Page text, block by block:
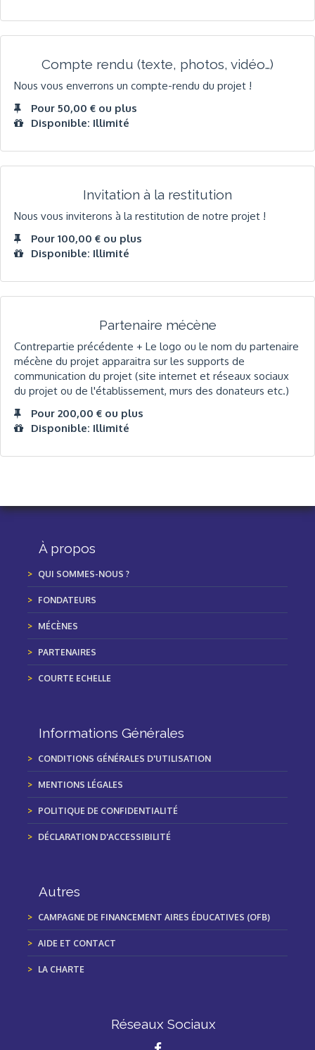
Compte rendu (texte, photos, vidéo…)
Nous vous enverrons un compte-rendu du projet !
Pour 50,00 € ou plus
Disponible: Illimité
Invitation à la restitution
Nous vous inviterons à la restitution de notre projet !
Pour 100,00 € ou plus
Disponible: Illimité
Partenaire mécène
Contrepartie précédente + Le logo ou le nom du partenaire
mécène du projet apparaitra sur les supports de
communication du projet (site internet et réseaux sociaux
du projet ou de l'établissement, murs des donateurs etc.)
Pour 200,00 € ou plus
Disponible: Illimité
À propos
QUI SOMMES-NOUS ?
FONDATEURS
MÉCÈNES
PARTENAIRES
COURTE ECHELLE
Informations Générales
CONDITIONS GÉNÉRALES D'UTILISATION
MENTIONS LÉGALES
POLITIQUE DE CONFIDENTIALITÉ
DÉCLARATION D'ACCESSIBILITÉ
Autres
CAMPAGNE DE FINANCEMENT AIRES ÉDUCATIVES (OFB)
AIDE ET CONTACT
LA CHARTE
Réseaux Sociaux